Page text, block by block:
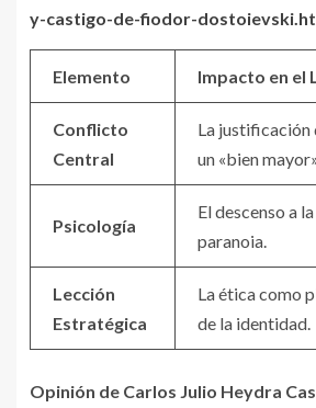
y-castigo-de-fiodor-
Elemento Impacto en el
Conflicto
Central
La justificación
un «bien
Psicología
El descenso a
paranoia.
Lección
Estratégica
La ética como
de la identidad.
Opinión de Carlos Julio Heydra